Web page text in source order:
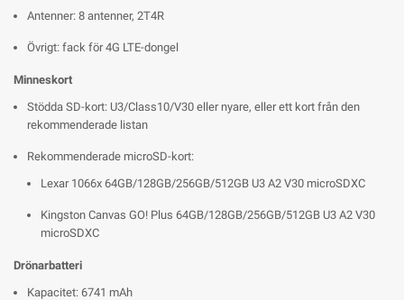
Antenner: 8 antenner, 2T4R
Övrigt: fack för 4G LTE-dongel
Minneskort
Stödda SD-kort: U3/Class10/V30 eller nyare, eller ett kort från den
rekommenderade listan
Rekommenderade microSD-kort:
Lexar 1066x 64GB/128GB/256GB/512GB U3 A2 V30 microSDXC
Kingston Canvas GO! Plus 64GB/128GB/256GB/512GB U3 A2 V30
microSDXC
Drönarbatteri
Kapacitet: 6741 mAh